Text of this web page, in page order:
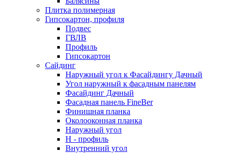
Плитка полимерная
Гипсокартон, профиля
Подвес
ГВЛВ
Профиль
Гипсокартон
Сайдинг
Наружный угол к Фасайдингу Дачный
Угол наружный к фасадным панелям
Фасайдинг Дачный
Фасадная панель FineBer
Финишная планка
Околооконная планка
Наружный угол
H - профиль
Внутренний угол